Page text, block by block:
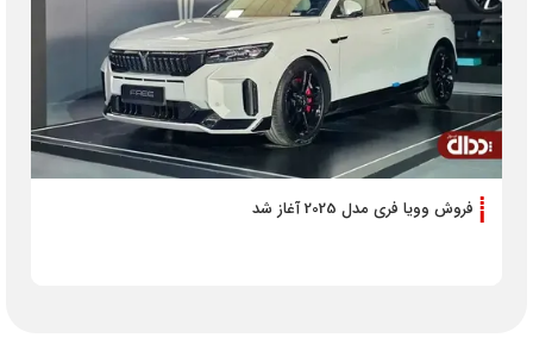
فروش وویا فری مدل 2025 آغاز شد